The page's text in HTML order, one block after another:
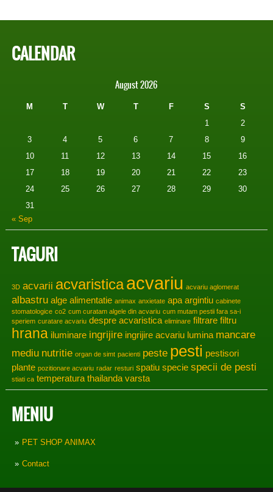
CALENDAR
August 2026
M T W T F S
S
1
2
3
4 5 6 7 8
9
10
11 12 13 14 15
16
17
18 19 20 21 22
23
24
25 26 27 28 29
30
31
« Sep
TAGURI
3D acvarii acvaristicaacvariu acvariu aglomerat
albastru alge alimentatie animax anxietate apa argintiu cabinete
stomatologice co2 cum curatam algele din acvariu cum mutam pestii fara sa-i
speriem curatare acvariu despre acvaristica eliminare filtrare filtru
hrana iluminare ingrijire ingrijire acvariu lumina mancare
mediu nutritie organ de simt pacienti peste pesti pestisori
plante pozitionare acvariu radar resturi spatiu specie specii de pesti
stiati ca temperatura thailanda varsta
MENIU
PET SHOP ANIMAX
Contact